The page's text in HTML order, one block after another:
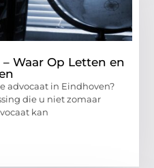
Waar Op Letten en
advocaat in Eindhoven?
die u niet zomaar
kan